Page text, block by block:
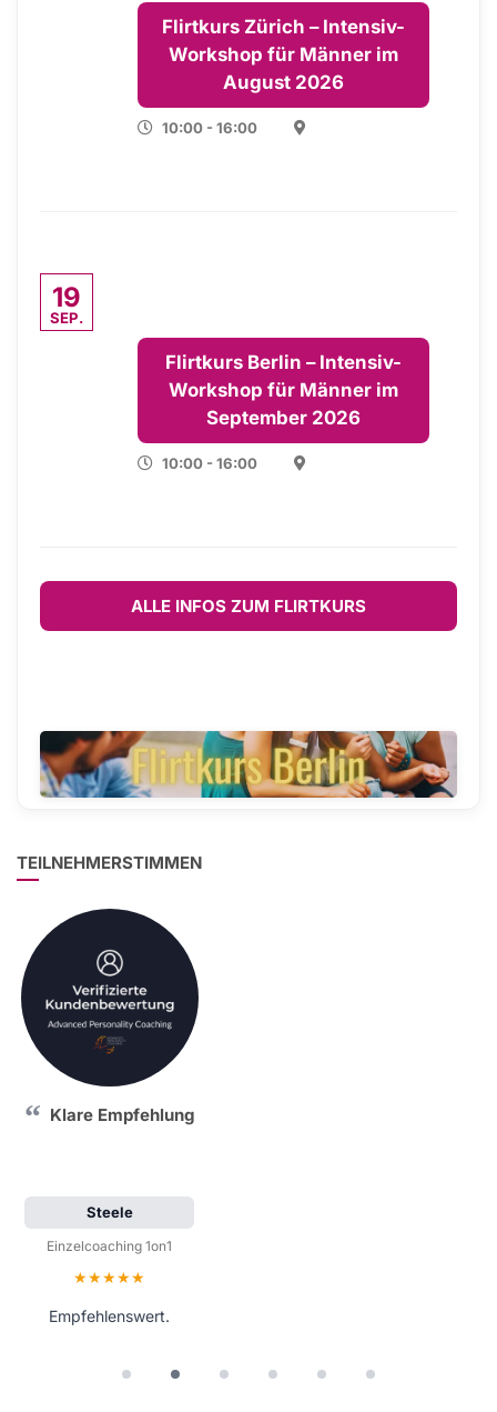
Flirtkurs Zürich – Intensiv-
Workshop für Männer im
August 2026
10:00 - 16:00
19
SEP.
Flirtkurs Berlin – Intensiv-
Workshop für Männer im
September 2026
10:00 - 16:00
ALLE INFOS ZUM FLIRTKURS
TEILNEHMERSTIMMEN
Klare Empfehlung
Steele
Einzelcoaching 1on1
Bewertung: 5 von 5 Sternen
Empfehlenswert.